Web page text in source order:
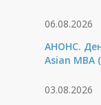
06.08.2026
АНОНС.
Asian MBA
03.08.2026